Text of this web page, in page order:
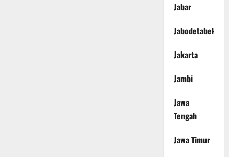
Jabar
Jabodetabek
Jakarta
Jambi
Jawa
Tengah
Jawa Timur